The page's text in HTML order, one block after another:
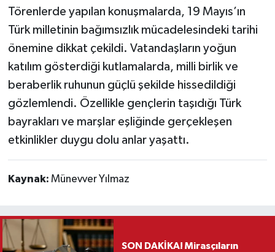
Törenlerde yapılan konuşmalarda, 19 Mayıs’ın
Türk milletinin bağımsızlık mücadelesindeki tarihi
önemine dikkat çekildi. Vatandaşların yoğun
katılım gösterdiği kutlamalarda, milli birlik ve
beraberlik ruhunun güçlü şekilde hissedildiği
gözlemlendi. Özellikle gençlerin taşıdığı Türk
bayrakları ve marşlar eşliğinde gerçekleşen
etkinlikler duygu dolu anlar yaşattı.
Kaynak: Münevver Yılmaz
SON DAKİKA! Mirasçıların